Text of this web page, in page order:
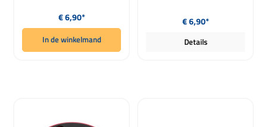
Normale prijs:
€ 6,90*
In de winkelmand
Normale prijs:
€ 6,90*
Details